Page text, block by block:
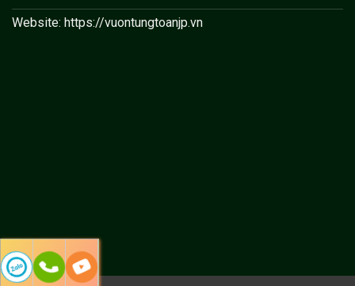
Website: https://vuontungtoanjp.vn